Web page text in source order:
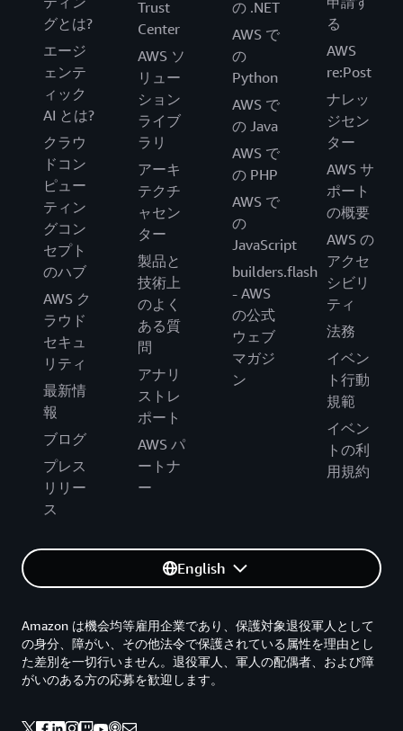
グとは?
エージ
ェンテ
ィック
AI とは?
クラウ
ドコン
ピュー
ティン
グコン
セプト
のハブ
AWS ク
ラウド
セキュ
リティ
最新情
報
ブログ
プレス
リリー
ス
Trust
Center
AWS ソ
リュー
ション
ライブ
ラリ
アーキ
テクチ
ャセン
ター
製品と
技術上
のよく
ある質
問
アナリ
ストレ
ポート
AWS パ
ートナ
ー
の .NET
AWS で
の
Python
AWS で
の Java
AWS で
の PHP
AWS で
の
JavaScript
builders.flash
- AWS
の公式
ウェブ
マガジ
ン
る
AWS
re:Post
ナレッ
ジセン
ター
AWS サ
ポート
の概要
AWS の
アクセ
シビリ
ティ
法務
イベン
ト行動
規範
イベン
トの利
用規約
English
Amazon は機会均等雇用企業であり、保護対象退役軍人として
の身分、障がい、その他法令で保護されている属性を理由とし
た差別を一切行いません。退役軍人、軍人の配偶者、および障
がいのある方の応募を歓迎します。